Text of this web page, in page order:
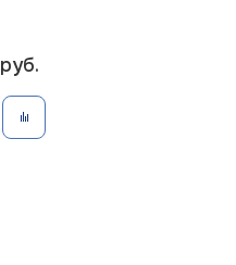
руб.